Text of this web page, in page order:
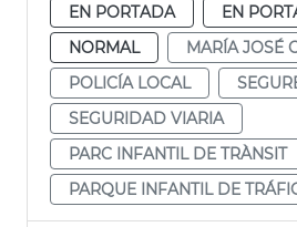
EN PORTADA
EN
NORMAL
MARÍA JOSÉ
POLICÍA LOCAL
SEGURIDAD VIARIA
PARC INFANTIL DE TRÀNSIT
PARQUE INFANTIL DE